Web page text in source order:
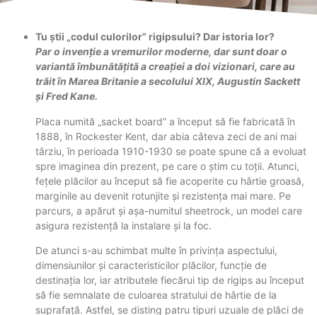
Tu știi „codul culorilor” rigipsului? Dar istoria lor?
Par o invenție a vremurilor moderne, dar sunt doar o
variantă îmbunătățită a creației a doi vizionari, care au
trăit în Marea Britanie a secolului XIX, Augustin Sackett
și Fred Kane.
Placa numită „sacket board” a început să fie fabricată în
1888, în Rockester Kent, dar abia câteva zeci de ani mai
târziu, în perioada 1910-1930 se poate spune că a evoluat
spre imaginea din prezent, pe care o știm cu toții. Atunci,
fețele plăcilor au început să fie acoperite cu hârtie groasă,
marginile au devenit rotunjite și rezistența mai mare. Pe
parcurs, a apărut și așa-numitul sheetrock, un model care
asigura rezistență la instalare și la foc.
De atunci s-au schimbat multe în privința aspectului,
dimensiunilor și caracteristicilor plăcilor, funcție de
destinația lor, iar atributele fiecărui tip de rigips au început
să fie semnalate de culoarea stratului de hârtie de la
suprafață. Astfel, se disting patru tipuri uzuale de plăci de